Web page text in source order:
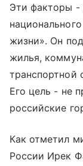
Эти факторы -
жизни». Он
жилья,
транспортной
Его цель - не
российские
Как отметил
России Ирек